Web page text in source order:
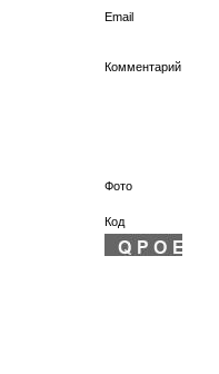
Email
Комментарий
Фото
Код